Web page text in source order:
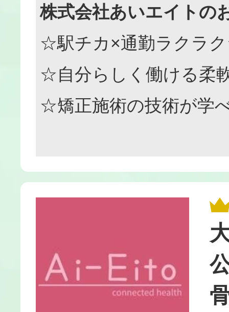
株式会社あいエイトの
☆駅チカ×通勤ラクラ
☆自分らしく働ける柔
☆矯正施術の技術が学